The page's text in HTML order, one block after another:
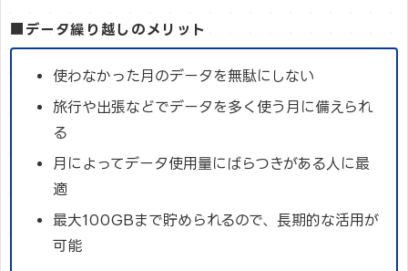
■データ繰り越しのメリット
使わなかった月のデータを無駄にしない
旅行や出張などでデータを多く使う月に備えられ
る
月によってデータ使用量にばらつきがある人に最
適
最大100GBまで貯められるので、長期的な活用が
可能